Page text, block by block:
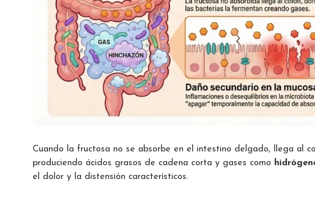
Cuando la fructosa no se absorbe en el intestino delgado, llega al
produciendo ácidos grasos de cadena corta y gases como
el dolor y la distensión característicos.